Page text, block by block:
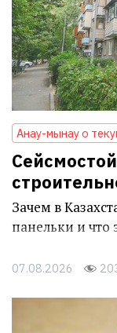
Анау-мынау о
Зачем в
панельки и что
07.08.2026